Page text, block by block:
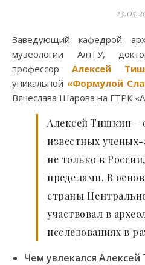
Заведующий кафедрой археологии, этнографии и
музеологии АлтГУ,
профессорАлексей
уникальной «Формулой
Вячеслава Шарова на ГТРК
Алексей Тишкин –
известных
не только в
пределами. В
страны
участвовал в
исследованиях в
Чем увлекался